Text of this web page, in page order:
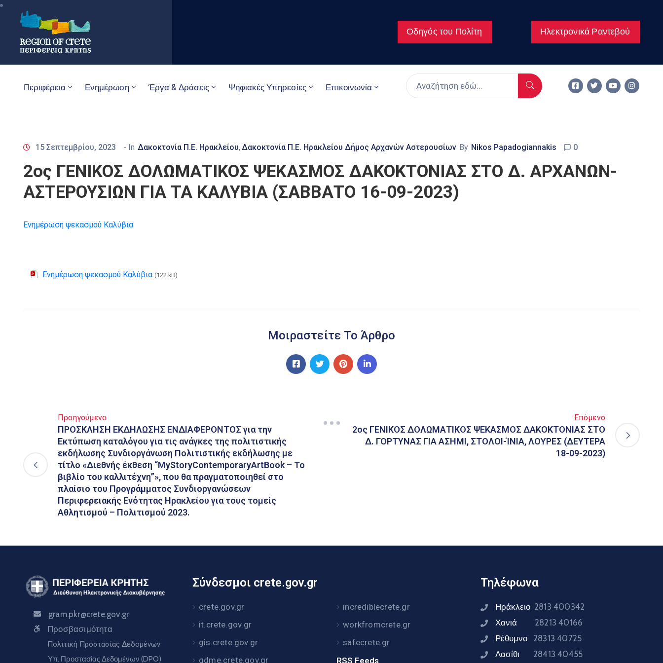
Οδηγός του Πολίτη Ηλεκτρονικά Ραντεβού
Περιφέρεια Ενημέρωση Έργα & Δράσεις Ψηφιακές Υπηρεσίες Επικοινωνία
15 Σεπτεμβρίου, 2023 - In Δακοκτονία Π.Ε. Ηρακλείου‚ Δακοκτονία Π.Ε. Ηρακλείου Δήμος Αρχανών Αστερουσίων By Nikos Papadogiannakis 0
2ος ΓΕΝΙΚΟΣ ΔΟΛΩΜΑΤΙΚΟΣ ΨΕΚΑΣΜΟΣ ΔΑΚΟΚΤΟΝΙΑΣ ΣΤΟ Δ. ΑΡΧΑΝΩΝ-
ΑΣΤΕΡΟΥΣΙΩΝ ΓΙΑ ΤΑ ΚΑΛΥΒΙΑ (ΣΑΒΒΑΤΟ 16-09-2023)
Ενημέρωση ψεκασμού Καλύβια
Ενημέρωση ψεκασμού Καλύβια (122 kB)
Μοιραστείτε Το Άρθρο
Προηγούμενο
ΠΡΟΣΚΛΗΣΗ ΕΚΔΗΛΩΣΗΣ ΕΝΔΙΑΦΕΡΟΝΤΟΣ για την
Εκτύπωση καταλόγου για τις ανάγκες της πολιτιστικής
εκδήλωσης Συνδιοργάνωση Πολιτιστικής εκδήλωσης με
τίτλο «Διεθνής έκθεση “MyStoryContemporaryArtBook – To
βιβλίο του καλλιτέχνη”», που θα πραγματοποιηθεί στο
πλαίσιο του Προγράμματος Συνδιοργανώσεων
Περιφερειακής Ενότητας Ηρακλείου για τους τομείς
Αθλητισμού – Πολιτισμού 2023.
Επόμενο
2ος ΓΕΝΙΚΟΣ ΔΟΛΩΜΑΤΙΚΟΣ ΨΕΚΑΣΜΟΣ ΔΑΚΟΚΤΟΝΙΑΣ ΣΤΟ
Δ. ΓΟΡΤΥΝΑΣ ΓΙΑ ΑΣΗΜΙ, ΣΤΟΛΟΙ-ΊΝΙΑ, ΛΟΥΡΕΣ (ΔΕΥΤΕΡΑ
18-09-2023)
gram.pkr@crete.gov.gr
Προσβασιμότητα
Πολιτική Προστασίας Δεδομένων
Υπ. Προστασίας Δεδομένων (DPO)
Σύνδεσμοι crete.gov.gr
crete.gov.gr
it.crete.gov.gr
gis.crete.gov.gr
gdme.crete.gov.gr
incrediblecrete.gr
workfromcrete.gr
safecrete.gr
RSS Feeds
Τηλέφωνα
Ηράκλειο 2813 400342
Χανιά 28213 40166
Ρέθυμνο 28313 40725
Λασίθι 28413 40455